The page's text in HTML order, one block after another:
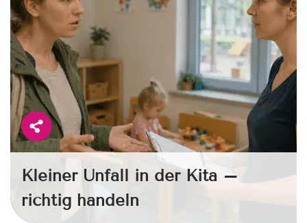
Kleiner Unfall in der Kita –
richtig handeln